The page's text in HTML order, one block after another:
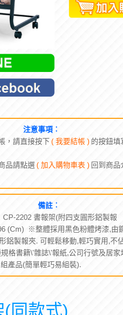
注意事項︰
，請直接按下 ( 我要結帳 ) 的按鈕填
品請點選 ( 加入購物車表 ) 回到商品
備註︰
2202 書報架(附四支圓形鋁製報
(Cm) ※整體採用黑色粉體烤漆,由
鋁製報夾. 可輕鬆移動,輕巧實用,不
格書籍\'雜誌\'報紙,公司行號及居家
產品(簡單輕巧易組裝).
(同款式)